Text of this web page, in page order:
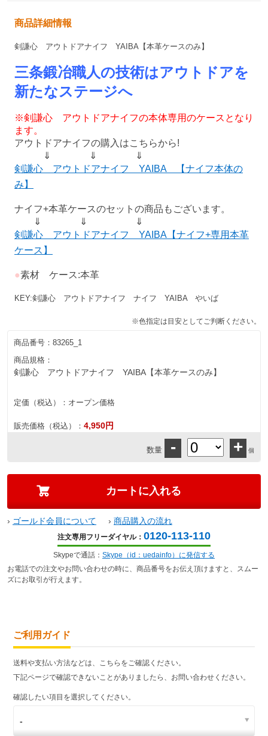
商品詳細情報
剣謙心 アウトドアナイフ YAIBA【本革ケースのみ】
三条鍛冶職人の技術はアウトドアを
新たなステージへ
※剣謙心 アウトドアナイフの本体専用のケースとなり
ます。
アウトドアナイフの購入はこちらから!
⇓ ⇓ ⇓
剣謙心 アウトドアナイフ YAIBA 【ナイフ本体の
み】
ナイフ+本革ケースのセットの商品もございます。
⇓ ⇓ ⇓
剣謙心 アウトドアナイフ YAIBA【ナイフ+専用本革
ケース】
●素材 ケース:本革
KEY:剣謙心 アウトドアナイフ ナイフ YAIBA やいば
※色指定は目安としてご判断ください。
商品番号： 83265_1
商品規格：
剣謙心 アウトドアナイフ YAIBA【本革ケースのみ】
定価（税込）： オープン価格
販売価格（税込）： 4,950円
数量 - + 個
› ゴールド会員について › 商品購入の流れ
注文専用フリーダイヤル： 0120-113-110
Skypeで通話： Skype（id：uedainfo）に発信する
お電話での注文やお問い合わせの時に、商品番号をお伝え頂けますと、スムー
ズにお取引が行えます。
ご利用ガイド
送料や支払い方法などは、こちらをご確認ください。
下記ページで確認できないことがありましたら、お問い合わせください。
確認したい項目を選択してください。